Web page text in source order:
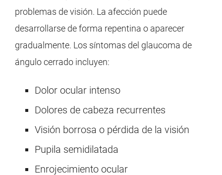
problemas de visión. La afección puede
desarrollarse de forma repentina o aparecer
gradualmente. Los síntomas del glaucoma de
ángulo cerrado incluyen:
Dolor ocular intenso
Dolores de cabeza recurrentes
Visión borrosa o pérdida de la visión
Pupila semidilatada
Enrojecimiento ocular